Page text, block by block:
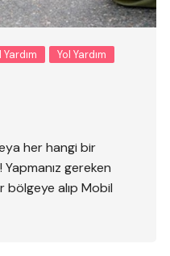
Yol Yardım
her hangi bir
Yapmanız gereken
bölgeye alıp Mobil